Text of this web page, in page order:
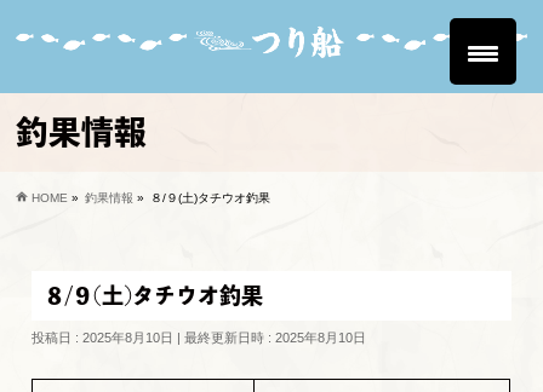
釣果情報
HOME » 釣果情報 » ８/９(土)タチウオ釣果
８/９(土)タチウオ釣果
投稿日 : 2025年8月10日 最終更新日時 : 2025年8月10日